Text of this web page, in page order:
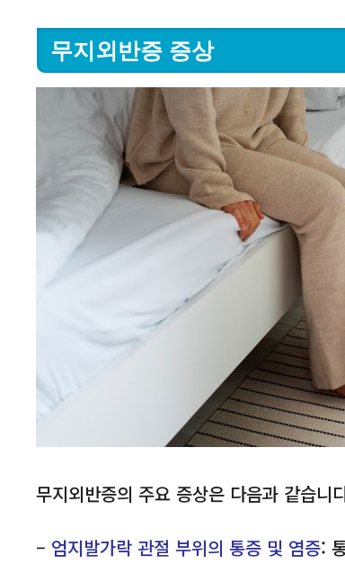
무지외반증 증상
무지외반증의 주요 증상은 다음과 같습니
– 엄지발가락 관절 부위의 통증 및 염증: